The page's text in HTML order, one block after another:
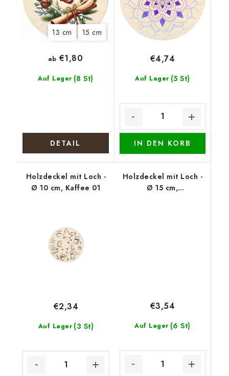
13 cm 15 cm 20 cm 22 cm
Auf Lager (8 St)
ab €1,80
DETAIL
Auf Lager (5 St)
€4,74
IN DEN KORB
Holzdeckel mit Loch -
Ø 10 cm, Kaffee 01
Auf Lager (3 St)
€2,34
Holzdeckel mit Loch -
Ø 15 cm,
Auf Lager (6 St)
€3,54